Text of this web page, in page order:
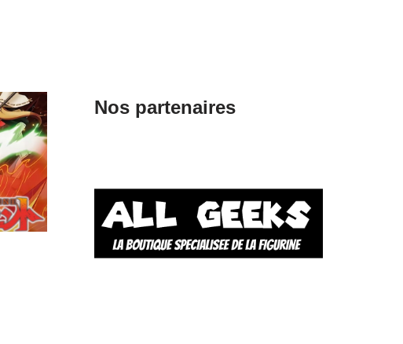
Nos partenaires